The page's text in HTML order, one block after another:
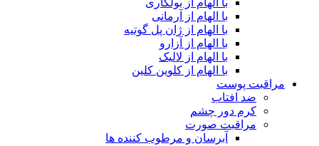
با الهام از بولگاری
با الهام از آرمانی
با الهام از ژان پل گوتیه
با الهام از آزارو
با الهام از لالیک
با الهام از کلوین کلین
مراقبت پوست
ضد افتاب
کرم دور چشم
مراقبت صورت
آبرسان و مرطوب کننده ها